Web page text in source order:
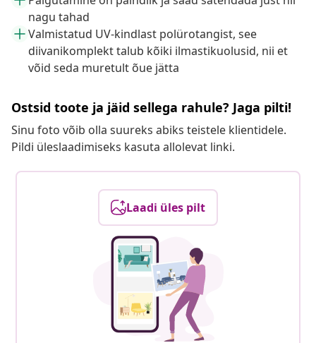
nagu tahad
Valmistatud UV-kindlast polürotangist, see
diivanikomplekt talub kõiki ilmastikuolusid, nii et
võid seda muretult õue jätta
Ostsid toote ja jäid sellega rahule? Jaga pilti!
Sinu foto võib olla suureks abiks teistele klientidele.
Pildi üleslaadimiseks kasuta allolevat linki.
Laadi üles pilt